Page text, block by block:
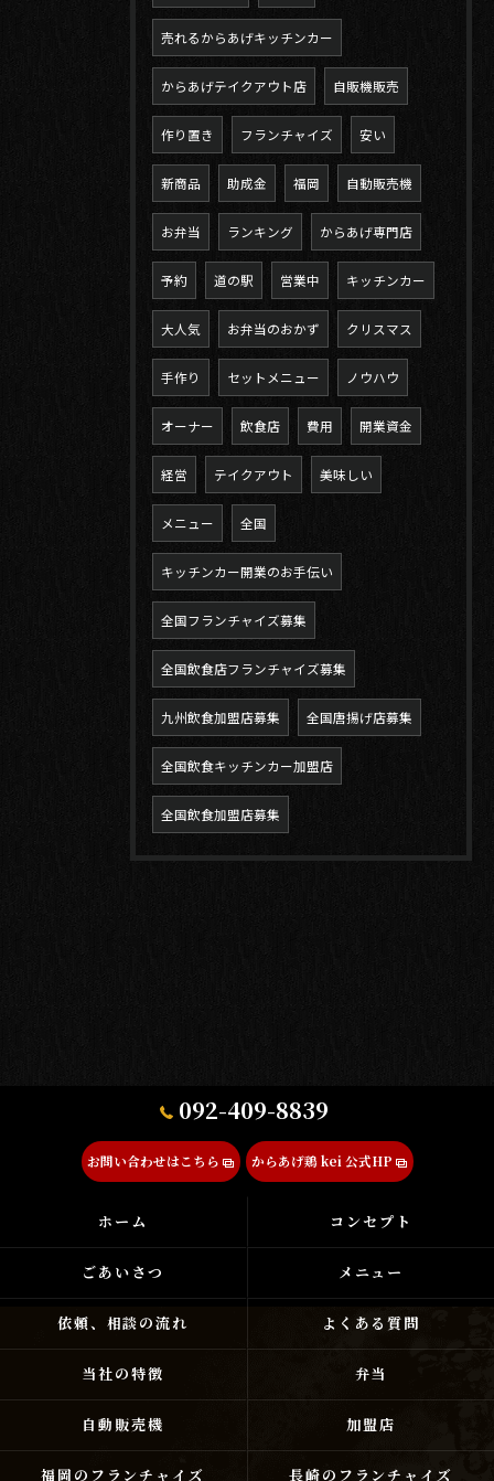
売れるからあげキッチンカー
からあげテイクアウト店 自販機販売
作り置き フランチャイズ 安い
新商品 助成金 福岡 自動販売機
お弁当 ランキング からあげ専門店
予約 道の駅 営業中 キッチンカー
大人気 お弁当のおかず クリスマス
手作り セットメニュー ノウハウ
オーナー 飲食店 費用 開業資金
経営 テイクアウト 美味しい
メニュー 全国
キッチンカー開業のお手伝い
全国フランチャイズ募集
全国飲食店フランチャイズ募集
九州飲食加盟店募集 全国唐揚げ店募集
全国飲食キッチンカー加盟店
全国飲食加盟店募集
092-409-8839
お問い合わせはこちら からあげ鶏 kei 公式HP
ホーム コンセプト
ごあいさつ メニュー
依頼、相談の流れ よくある質問
当社の特徴 弁当
自動販売機 加盟店
福岡のフランチャイズ 長崎のフランチャイズ